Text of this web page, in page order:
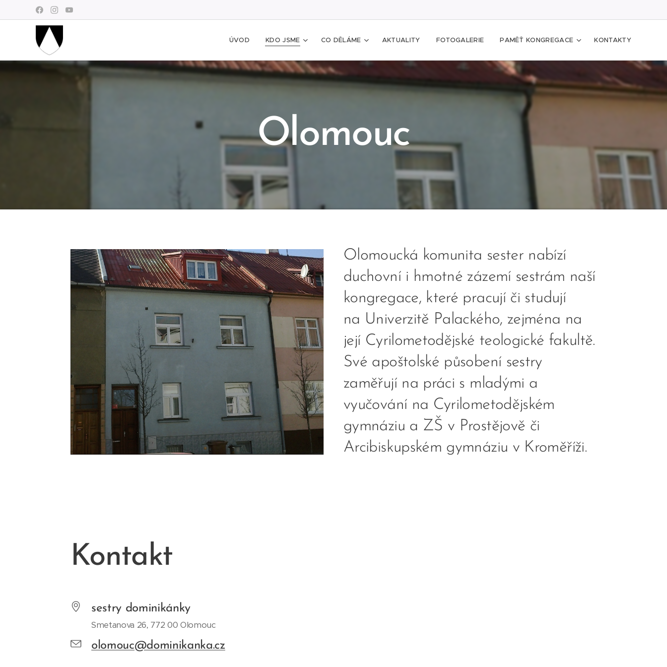
ÚVOD KDO JSME CO DĚLÁME AKTUALITY FOTOGALERIE PAMĚŤ KONGREGACE KONTAKTY
Olomouc
Olomoucká komunita sester nabízí
duchovní i hmotné zázemí sestrám naší
kongregace, které pracují či studují
na Univerzitě Palackého, zejména na
její Cyrilometodějské teologické fakultě.
Své apoštolské působení sestry
zaměřují na práci s mladými a
vyučování na Cyrilometodějském
gymnáziu a ZŠ v Prostějově či
Arcibiskupském gymnáziu v Kroměříži.
Kontakt
sestry dominikánky
Smetanova 26, 772 00 Olomouc
olomouc@dominikanka.cz